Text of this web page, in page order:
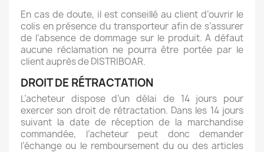
En cas de doute, il est conseillé au client d’ouvrir le
colis en présence du transporteur afin de s’assurer
de l’absence de dommage sur le produit. A défaut
aucune réclamation ne pourra être portée par le
client auprès de DISTRIBOAR.
DROIT DE RÉTRACTATION
L’acheteur dispose d’un délai de 14 jours pour
exercer son droit de rétractation. Dans les 14 jours
suivant la date de réception de la marchandise
commandée, l’acheteur peut donc demander
l’échange ou le remboursement du ou des articles